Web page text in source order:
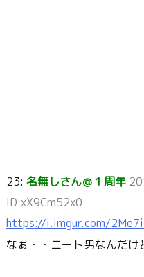
23: 名無しさん＠１周年
ID:xX9Cm52x0
https://i.imgur.com/
なぁ・・ニート男なんだけ